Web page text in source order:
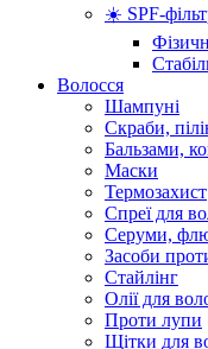
☀️ SPF-
Волосся
Шампуні
Скраби,
Бальзами,
Маски
Термозахист
Спреї для
Серуми,
Засоби
Стайлінг
Олії для
Проти лупи
Щітки для